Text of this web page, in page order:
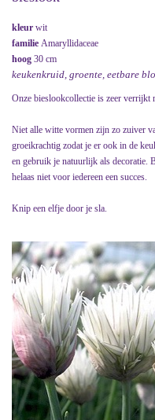
kleur wit
familie Amaryllidaceae
hoog 30 cm
keukenkruid, groente, eetbare
Onze bieslookcollectie is zeer verrijkt
Niet alle witte vormen zijn zo zuiver
groeikrachtig zodat je er ook in de
en gebruik je natuurlijk als decoratie.
helaas niet voor iedereen een succes.
Knip een elfje door je sla.